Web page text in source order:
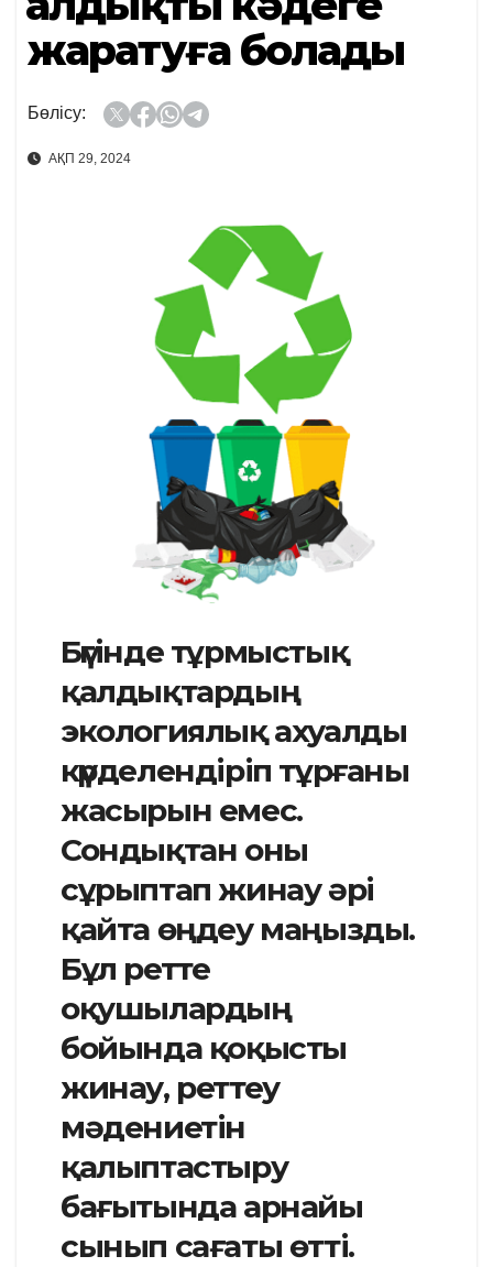
жаратуға болады
Бөлісу:
АҚП 29, 2024
Бүгінде тұрмыстық
қалдықтардың
экологиялық ахуалды
күрделендіріп тұрғаны
жасырын емес.
Сондықтан оны
сұрыптап жинау әрі
қайта өңдеу маңызды.
Бұл ретте
оқушылардың
бойында қоқысты
жинау, реттеу
мәдениетін
қалыптастыру
бағытында арнайы
сынып сағаты өтті.